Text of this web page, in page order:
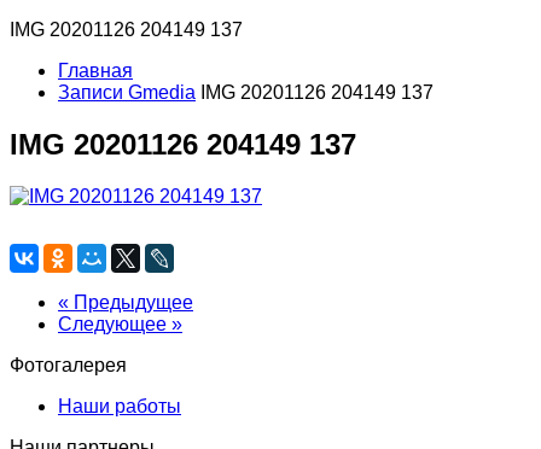
IMG 20201126 204149 137
Главная
Записи Gmedia
IMG 20201126 204149 137
IMG 20201126 204149 137
« Предыдущее
Следующее »
Фотогалерея
Наши работы